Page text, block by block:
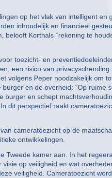
op het vlak van intelligent en
inhoudelijk en financieel
Korthals “rekening te
toezicht- en
een risico van
volgens Peper noodzakelijk om
en de overheid: “Op ruime
en schept
dit perspectief raakt
cameratoezicht op de
ontwikkelingen.
Tweede kamer aan. In het
op veiligheid en wat
veiligheid. Cameratoezicht